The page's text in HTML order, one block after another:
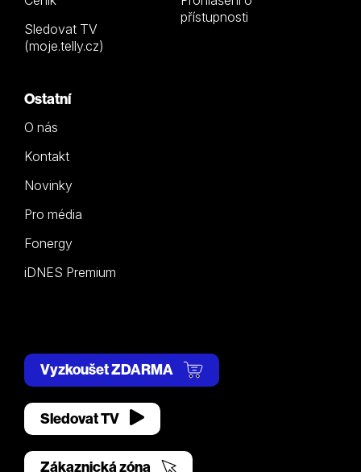
Sledovat TV
(moje.telly.cz)
přístupnosti
Ostatní
O nás
Kontakt
Novinky
Pro média
Fonergy
iDNES Premium
Vyzkoušet ZDARMA
Sledovat TV
Zákaznická zóna